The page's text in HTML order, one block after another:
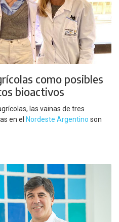
como posibles
bioactivos
las vainas de tres
en el Nordeste Argentino son